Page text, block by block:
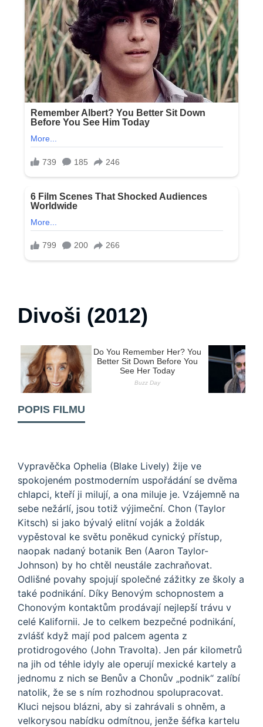
Divoši (2012)
POPIS FILMU
Vypravěčka Ophelia (Blake Lively) žije ve
spokojeném postmoderním uspořádání se dvěma
chlapci, kteří ji milují, a ona miluje je. Vzájemně na
sebe nežárlí, jsou totiž výjimeční. Chon (Taylor
Kitsch) si jako bývalý elitní voják a žoldák
vypěstoval ke světu poněkud cynický přístup,
naopak nadaný botanik Ben (Aaron Taylor-
Johnson) by ho chtěl neustále zachraňovat.
Odlišné povahy spojují společné zážitky ze školy a
také podnikání. Díky Benovým schopnostem a
Chonovým kontaktům prodávají nejlepší trávu v
celé Kalifornii. Je to celkem bezpečné podnikání,
zvlášť když mají pod palcem agenta z
protidrogového (John Travolta). Jen pár kilometrů
na jih od téhle idyly ale operují mexické kartely a
jednomu z nich se Benův a Chonův „podnik“ zalíbí
natolik, že se s ním rozhodnou spolupracovat.
Kluci nejsou blázni, aby si zahrávali s ohněm, a
velkorysou nabídku odmítnou, jenže šéfka kartelu